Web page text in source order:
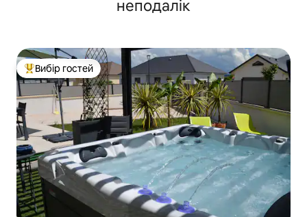
неподалік
Топ вибір гостей
Вибір гостей